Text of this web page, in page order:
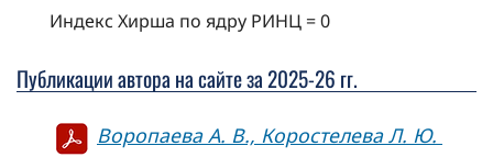
Индекс Хирша по ядру РИНЦ = 0
Публикации автора на сайте за 2025-26 гг.
Воропаева А. В., Коростелева Л. Ю.